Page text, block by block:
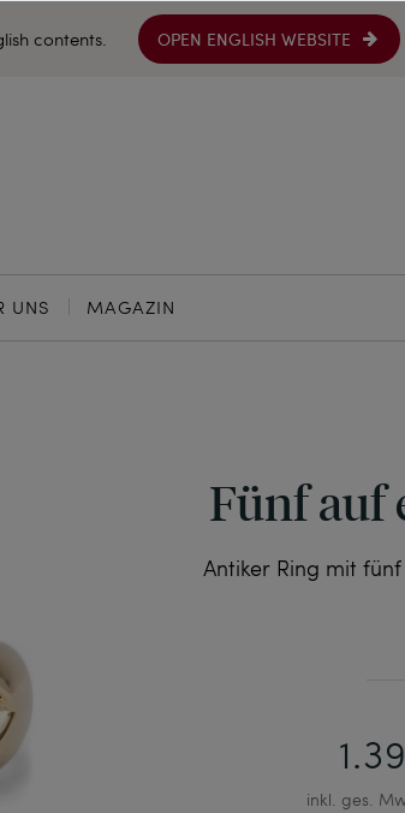
contents. OPEN ENGLISH WEBSITE
UNS MAGAZIN
Fünf auf
Antiker Ring mit
inkl. ges.